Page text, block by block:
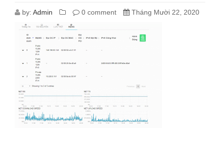
by: Admin 0 comment Tháng Mười 22, 2020